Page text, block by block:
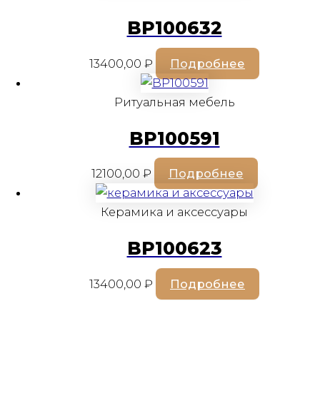
BP100632
13400,00 ₽ Подробнее
Ритуальная мебель
BP100591
12100,00 ₽ Подробнее
Керамика и аксессуары
BP100623
13400,00 ₽ Подробнее